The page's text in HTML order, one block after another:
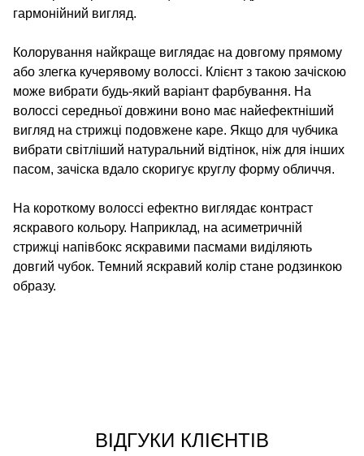
гармонійний вигляд.
Колорування найкраще виглядає на довгому прямому
або злегка кучерявому волоссі. Клієнт з такою зачіскою
може вибрати будь-який варіант фарбування. На
волоссі середньої довжини воно має найефектніший
вигляд на стрижці подовжене каре. Якщо для чубчика
вибрати світліший натуральний відтінок, ніж для інших
пасом, зачіска вдало скоригує круглу форму обличчя.
На короткому волоссі ефектно виглядає контраст
яскравого кольору. Наприклад, на асиметричній
стрижці напівбокс яскравими пасмами виділяють
довгий чубок. Темний яскравий колір стане родзинкою
образу.
ВІДГУКИ КЛІЄНТІВ